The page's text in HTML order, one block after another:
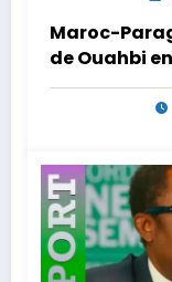
Maroc-
de Ouahbi